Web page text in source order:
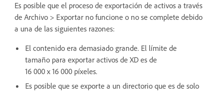
Es posible que el proceso de exportación de activos a través
de Archivo > Exportar no funcione o no se complete debido
a una de las siguientes razones:
El contenido era demasiado grande. El límite de
tamaño para exportar activos de XD es de
16 000 x 16 000 píxeles.
Es posible que se exporte a un directorio que es de solo